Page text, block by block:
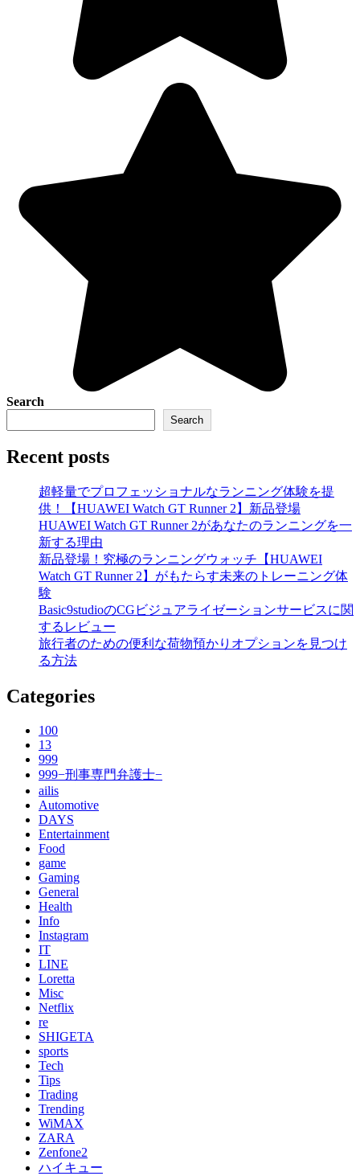
Search
Search
Recent posts
超軽量でプロフェッショナルなランニング体験を提
供！【HUAWEI Watch GT Runner 2】新品登場
HUAWEI Watch GT Runner 2があなたのランニングを一
新する理由
新品登場！究極のランニングウォッチ【HUAWEI
Watch GT Runner 2】がもたらす未来のトレーニング体
験
Basic9studioのCGビジュアライゼーションサービスに関
するレビュー
旅行者のための便利な荷物預かりオプションを見つけ
る方法
Categories
100
13
999
999−刑事専門弁護士−
ailis
Automotive
DAYS
Entertainment
Food
game
Gaming
General
Health
Info
Instagram
IT
LINE
Loretta
Misc
Netflix
re
SHIGETA
sports
Tech
Tips
Trading
Trending
WiMAX
ZARA
Zenfone2
ハイキュー